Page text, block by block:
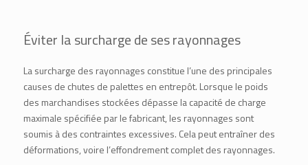
Éviter la surcharge de ses rayonnages
La surcharge des rayonnages constitue l’une des principales
causes de chutes de palettes en entrepôt. Lorsque le poids
des marchandises stockées dépasse la capacité de charge
maximale spécifiée par le fabricant, les rayonnages sont
soumis à des contraintes excessives. Cela peut entraîner des
déformations, voire l’effondrement complet des rayonnages.